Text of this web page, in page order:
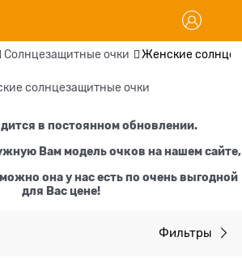
Солнцезащитные очки Женские
солнцезащитные очки
в постоянном обновлении.
Вам модель очков на нашем сайте,
она у нас есть по очень выгодной
для Вас цене!
Фильтры